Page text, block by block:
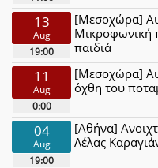
13
Aug
19:00
[Μεσοχώρα]
Μικροφωνική
παιδιά
11
Aug
0:00
[Μεσοχώρα]
όχθη του
04
Aug
19:00
[Αθήνα]
Λέλας